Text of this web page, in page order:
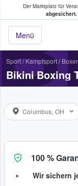
Der Marktplatz für
abgesichert.
Menü
Tickets
Sport/Kampfsport/
Bikini Boxing
Columbus, OH
100 %
Wir sichern